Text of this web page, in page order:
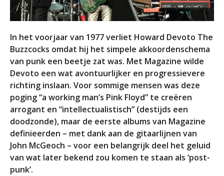
In het voorjaar van 1977 verliet Howard Devoto The
Buzzcocks omdat hij het simpele akkoordenschema
van punk een beetje zat was. Met Magazine wilde
Devoto een wat avontuurlijker en progressievere
richting inslaan. Voor sommige mensen was deze
poging “a working man’s Pink Floyd” te creëren
arrogant en “intellectualistisch” (destijds een
doodzonde), maar de eerste albums van Magazine
definieerden – met dank aan de gitaarlijnen van
John McGeoch – voor een belangrijk deel het geluid
van wat later bekend zou komen te staan als ‘post-
punk’.